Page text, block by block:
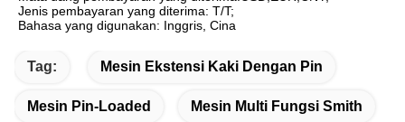
Jenis pembayaran yang diterima: T/T;
Bahasa yang digunakan: Inggris, Cina
Tag: Mesin Ekstensi Kaki Dengan Pin
Mesin Pin-Loaded Mesin Multi Fungsi Smith